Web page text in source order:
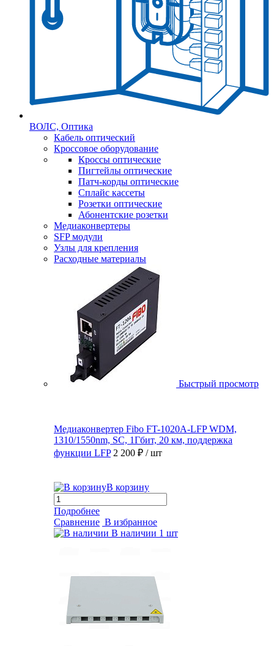
ВОЛС, Оптика
Кабель оптический
Кроссовое оборудование
Кроссы оптические
Пигтейлы оптические
Патч-корды оптические
Сплайс кассеты
Розетки оптические
Абонентские розетки
Медиаконвертеры
SFP модули
Узлы для крепления
Расходные материалы
Быстрый просмотр
Медиаконвертер Fibo FT-1020A-LFP WDM,
1310/1550nm, SC, 1Гбит, 20 км, поддержка
функции LFP 2 200 ₽ / шт
В корзину
Подробнее
Сравнение В избранное
В наличии 1 шт